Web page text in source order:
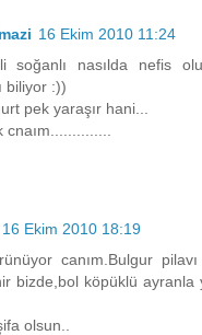
16 Ekim 2010 11:24
soğanlı nasılda nefis
biliyor :))
pek yaraşır hani...
16 Ekim 2010 18:19
canım.Bulgur
bizde,bol köpüklü ayranla
olsun..